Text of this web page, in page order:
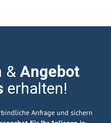
&Angebot
erhalten!
Anfrage und sichern